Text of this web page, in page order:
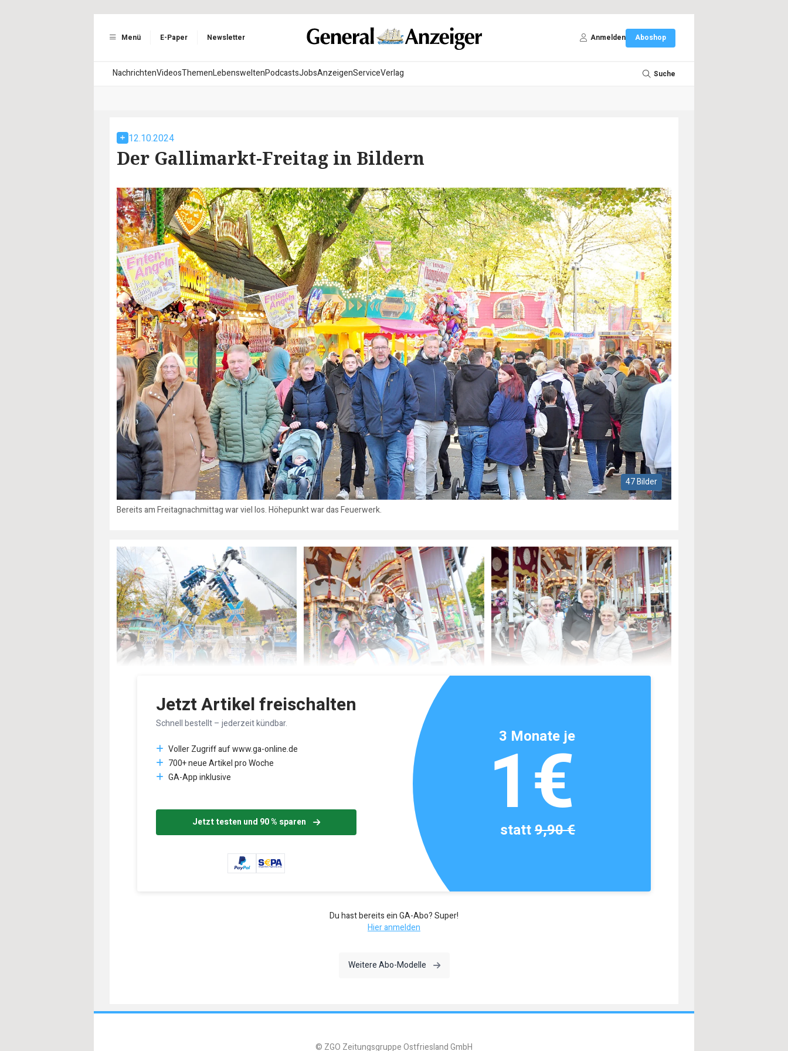
Menü E-Paper Newsletter Anmelden Aboshop
NachrichtenVideosThemenLebensweltenPodcastsJobsAnzeigenServiceVerlag Suche
12.10.2024
Der Gallimarkt-Freitag in Bildern
47 Bilder
Bereits am Freitagnachmittag war viel los. Höhepunkt war das Feuerwerk.
Jetzt Artikel freischalten
Schnell bestellt – jederzeit kündbar.
Voller Zugriff auf www.ga-online.de
700+ neue Artikel pro Woche
GA-App inklusive
Jetzt testen und 90 % sparen
3 Monate je
1€
statt9,90 €
Du hast bereits ein GA-Abo? Super!
Hier anmelden
Weitere Abo-Modelle
© ZGO Zeitungsgruppe Ostfriesland GmbH